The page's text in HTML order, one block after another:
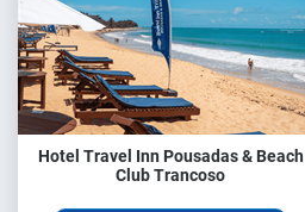
Hotel Travel Inn Pousadas & Beach
Club Trancoso